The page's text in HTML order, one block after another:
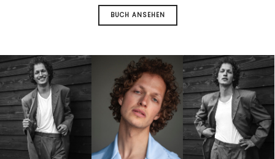
BUCH ANSEHEN